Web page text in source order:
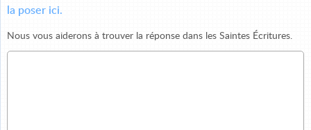
la poser ici.
Nous vous aiderons à trouver la réponse dans les Saintes Écritures.